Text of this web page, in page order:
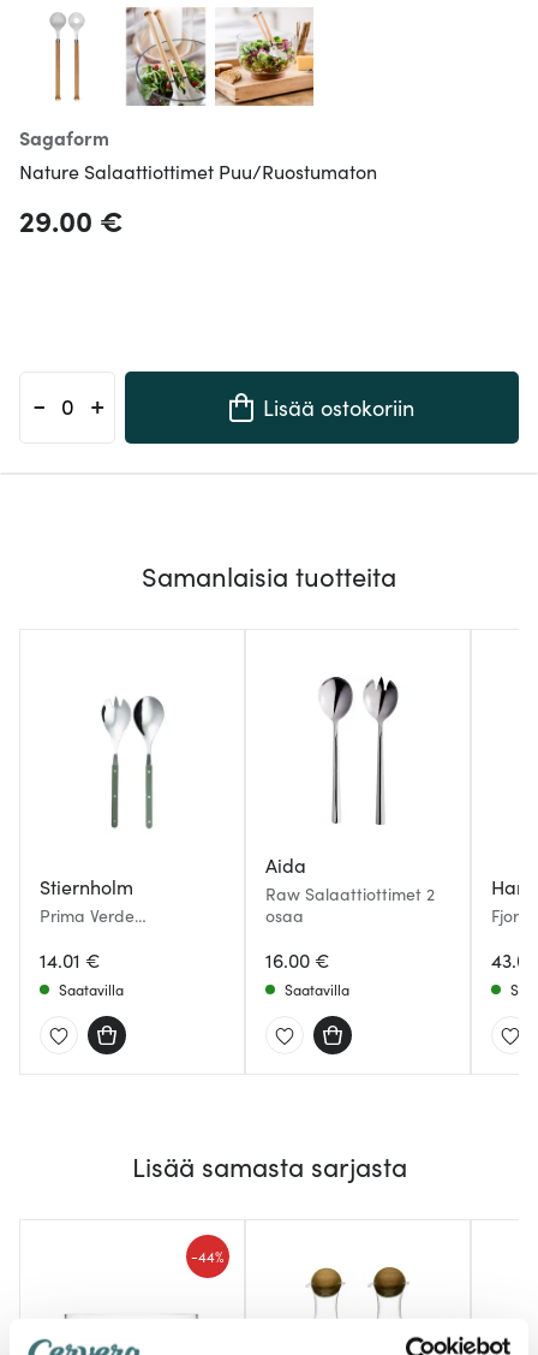
Sagaform
Nature Salaattiottimet Puu/Ruostumaton
29.00 €
- + Lisää ostokoriin
Samanlaisia tuotteita
Stiernholm
Prima Verde
teräs/vihreä
14.01 €
Saatavilla
Aida
Raw Salaattiottimet 2
osaa
16.00 €
Saatavilla
Fjord
Lisää samasta sarjasta
-44%